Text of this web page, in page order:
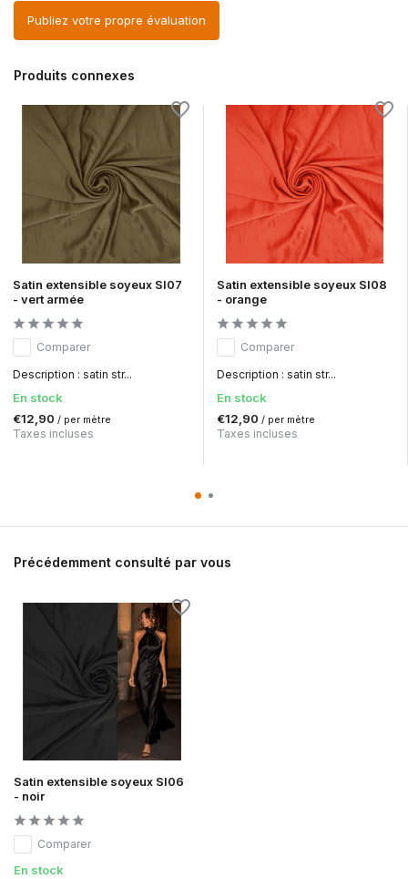
Publiez votre propre évaluation
Produits connexes
Satin extensible soyeux SI07
- vert armée
Comparer
Description : satin str...
En stock
€12,90 / per mètre
Taxes incluses
Satin extensible soyeux SI08
- orange
Comparer
Description : satin str...
En stock
€12,90 / per mètre
Taxes incluses
Précédemment consulté par vous
Satin extensible soyeux SI06
- noir
Comparer
En stock